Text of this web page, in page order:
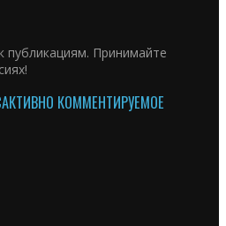
публикациям. Принимайте
АКТИВНО КОММЕНТИРУЕМОЕ